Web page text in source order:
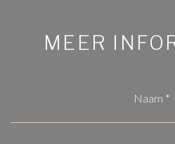
MEER